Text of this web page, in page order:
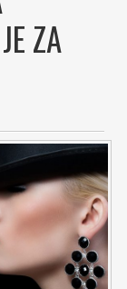
ZA